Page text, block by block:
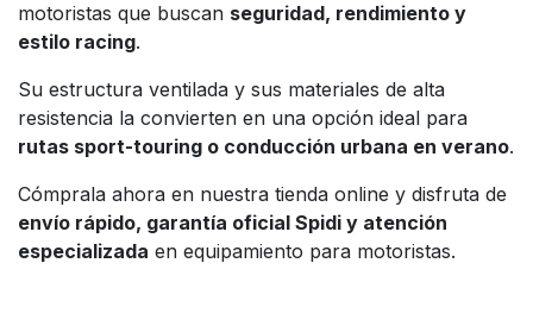
motoristas que buscan seguridad, rendimiento y
estilo racing.
Su estructura ventilada y sus materiales de alta
resistencia la convierten en una opción ideal para
rutas sport-touring o conducción urbana en verano.
Cómprala ahora en nuestra tienda online y disfruta de
envío rápido, garantía oficial Spidi y atención
especializada en equipamiento para motoristas.